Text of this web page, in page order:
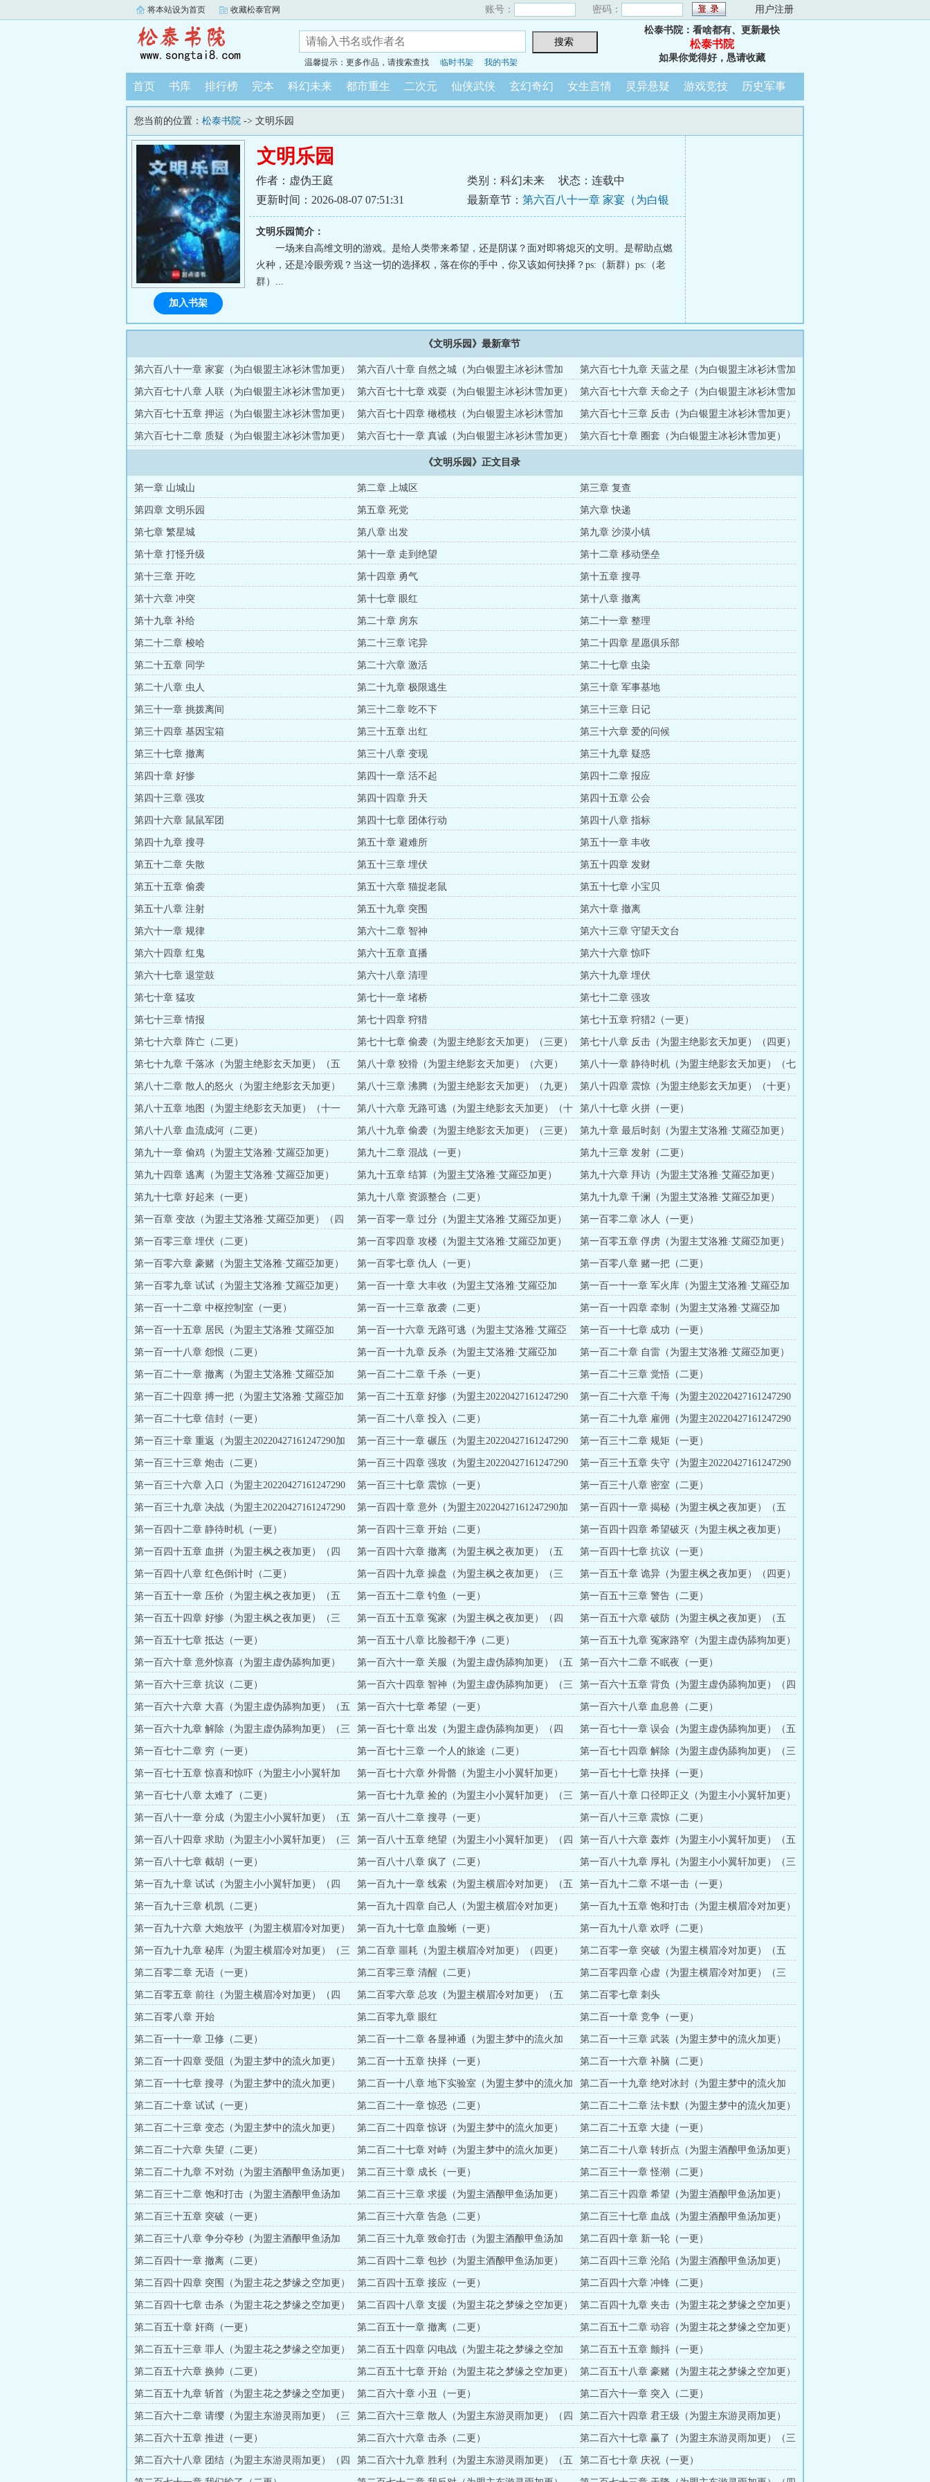
将本站设为首页 收藏松泰官网 账号： 密码： 用户注册
温馨提示：更多作品，请搜索查找 临时书架 我的书架
松泰书院：看啥都有、更新最快
松泰书院
如果你觉得好，恳请收藏
首页 书库 排行榜 完本 科幻未来 都市重生 二次元 仙侠武侠 玄幻奇幻 女生言情 灵异悬疑 游戏竞技 历史军事
您当前的位置： 松泰书院 -> 文明乐园
文明乐园
作者：虚伪王庭 类别：科幻未来
状态：连载中
更新时间：2026-08-07 07:51:31
最新章节： 第六百八十一章 家宴（为白银
盟主冰衫沐雪加更）（四合一）
文明乐园简介：
一场来自高维文明的游戏。是给人类带来希望，还是阴谋？面对即将熄灭的文明。是帮助点燃
火种，还是冷眼旁观？当这一切的选择权，落在你的手中，你又该如何抉择？ps:（新群）ps:（老
群）...
加入书架
《文明乐园》最新章节
第六百八十一章 家宴（为白银盟主冰衫沐雪加更）
（四合一）
第六百八十章 自然之城（为白银盟主冰衫沐雪加
更）（四合一）
第六百七十九章 天蓝之星（为白银盟主冰衫沐雪加
更）（四合一）
第六百七十八章 人联（为白银盟主冰衫沐雪加更）
（四合一）
第六百七十七章 戏耍（为白银盟主冰衫沐雪加更）
（四合一）
第六百七十六章 天命之子（为白银盟主冰衫沐雪加
更）（四合一）
第六百七十五章 押运（为白银盟主冰衫沐雪加更）
（四合一）
第六百七十四章 橄榄枝（为白银盟主冰衫沐雪加
更）（四合一）
第六百七十三章 反击（为白银盟主冰衫沐雪加更）
（四合一）
第六百七十二章 质疑（为白银盟主冰衫沐雪加更）
第六百七十一章 真诚（为白银盟主冰衫沐雪加更）
第六百七十章 圈套（为白银盟主冰衫沐雪加更）
《文明乐园》正文目录
第一章 山城山 第二章 上城区 第三章 复查
第四章 文明乐园 第五章 死党 第六章 快递
第七章 繁星城 第八章 出发 第九章 沙漠小镇
第十章 打怪升级 第十一章 走到绝望 第十二章 移动堡垒
第十三章 开吃 第十四章 勇气 第十五章 搜寻
第十六章 冲突 第十七章 眼红 第十八章 撤离
第十九章 补给 第二十章 房东 第二十一章 整理
第二十二章 梭哈 第二十三章 诧异 第二十四章 星愿俱乐部
第二十五章 同学 第二十六章 激活 第二十七章 虫染
第二十八章 虫人 第二十九章 极限逃生 第三十章 军事基地
第三十一章 挑拨离间 第三十二章 吃不下 第三十三章 日记
第三十四章 基因宝箱 第三十五章 出红 第三十六章 爱的问候
第三十七章 撤离 第三十八章 变现 第三十九章 疑惑
第四十章 好惨 第四十一章 活不起 第四十二章 报应
第四十三章 强攻 第四十四章 升天 第四十五章 公会
第四十六章 鼠鼠军团 第四十七章 团体行动 第四十八章 指标
第四十九章 搜寻 第五十章 避难所 第五十一章 丰收
第五十二章 失散 第五十三章 埋伏 第五十四章 发财
第五十五章 偷袭 第五十六章 猫捉老鼠 第五十七章 小宝贝
第五十八章 注射 第五十九章 突围 第六十章 撤离
第六十一章 规律 第六十二章 智神 第六十三章 守望天文台
第六十四章 红鬼 第六十五章 直播 第六十六章 惊吓
第六十七章 退堂鼓 第六十八章 清理 第六十九章 埋伏
第七十章 猛攻 第七十一章 堵桥 第七十二章 强攻
第七十三章 情报 第七十四章 狩猎 第七十五章 狩猎2（一更）
第七十六章 阵亡（二更） 第七十七章 偷袭（为盟主绝影玄天加更）（三更） 第七十八章 反击（为盟主绝影玄天加更）（四更）
第七十九章 千落冰（为盟主绝影玄天加更）（五
更）
第八十章 狡猾（为盟主绝影玄天加更）（六更）
第八十一章 静待时机（为盟主绝影玄天加更）（七
更）
第八十二章 散人的怒火（为盟主绝影玄天加更）
（八更）
第八十三章 沸腾（为盟主绝影玄天加更）（九更） 第八十四章 震惊（为盟主绝影玄天加更）（十更）
第八十五章 地图（为盟主绝影玄天加更）（十一
更）
第八十六章 无路可逃（为盟主绝影玄天加更）（十
二更）
第八十七章 火拼（一更）
第八十八章 血流成河（二更） 第八十九章 偷袭（为盟主绝影玄天加更）（三更）
第九十章 最后时刻（为盟主艾洛雅·艾羅亞加更）
（四更）
第九十一章 偷鸡（为盟主艾洛雅·艾羅亞加更）
（五更）
第九十二章 混战（一更） 第九十三章 发射（二更）
第九十四章 逃离（为盟主艾洛雅·艾羅亞加更）
（三更）
第九十五章 结算（为盟主艾洛雅·艾羅亞加更）
（四更）
第九十六章 拜访（为盟主艾洛雅·艾羅亞加更）
（五更）
第九十七章 好起来（一更） 第九十八章 资源整合（二更）
第九十九章 千澜（为盟主艾洛雅·艾羅亞加更）
（三更）
第一百章 变故（为盟主艾洛雅·艾羅亞加更）（四
更）
第一百零一章 过分（为盟主艾洛雅·艾羅亞加更）
（五更）
第一百零二章 冰人（一更）
第一百零三章 埋伏（二更）
第一百零四章 攻楼（为盟主艾洛雅·艾羅亞加更）
（三更）
第一百零五章 俘虏（为盟主艾洛雅·艾羅亞加更）
（四更）
第一百零六章 豪赌（为盟主艾洛雅·艾羅亞加更）
（五更）
第一百零七章 仇人（一更） 第一百零八章 赌一把（二更）
第一百零九章 试试（为盟主艾洛雅·艾羅亞加更）
（三更）
第一百一十章 大丰收（为盟主艾洛雅·艾羅亞加
更）（四更）
第一百一十一章 军火库（为盟主艾洛雅·艾羅亞加
更）（五更）
第一百一十二章 中枢控制室（一更） 第一百一十三章 敌袭（二更）
第一百一十四章 牵制（为盟主艾洛雅·艾羅亞加
更）（三更）
第一百一十五章 居民（为盟主艾洛雅·艾羅亞加
更）（四更）
第一百一十六章 无路可逃（为盟主艾洛雅·艾羅亞
加更）（五更）
第一百一十七章 成功（一更）
第一百一十八章 怨恨（二更）
第一百一十九章 反杀（为盟主艾洛雅·艾羅亞加
更）（三更）
第一百二十章 自雷（为盟主艾洛雅·艾羅亞加更）
（四更）
第一百二十一章 撤离（为盟主艾洛雅·艾羅亞加
更）（五更）
第一百二十二章 千杀（一更） 第一百二十三章 觉悟（二更）
第一百二十四章 搏一把（为盟主艾洛雅·艾羅亞加
更）（三更）
第一百二十五章 好惨（为盟主20220427161247290
加更）
第一百二十六章 千海（为盟主20220427161247290
加更）
第一百二十七章 信封（一更） 第一百二十八章 投入（二更）
第一百二十九章 雇佣（为盟主20220427161247290
加更）
第一百三十章 重返（为盟主20220427161247290加
更）
第一百三十一章 碾压（为盟主20220427161247290
加更）
第一百三十二章 规矩（一更）
第一百三十三章 炮击（二更）
第一百三十四章 强攻（为盟主20220427161247290
加更）
第一百三十五章 失守（为盟主20220427161247290
加更）
第一百三十六章 入口（为盟主20220427161247290
加更）
第一百三十七章 震惊（一更） 第一百三十八章 密室（二更）
第一百三十九章 决战（为盟主20220427161247290
加更）
第一百四十章 意外（为盟主20220427161247290加
更）
第一百四十一章 揭秘（为盟主枫之夜加更）（五
更）
第一百四十二章 静待时机（一更） 第一百四十三章 开始（二更）
第一百四十四章 希望破灭（为盟主枫之夜加更）
（三更）
第一百四十五章 血拼（为盟主枫之夜加更）（四
更）
第一百四十六章 撤离（为盟主枫之夜加更）（五
更）
第一百四十七章 抗议（一更）
第一百四十八章 红色倒计时（二更）
第一百四十九章 操盘（为盟主枫之夜加更）（三
更）
第一百五十章 诡异（为盟主枫之夜加更）（四更）
第一百五十一章 压价（为盟主枫之夜加更）（五
更）
第一百五十二章 钓鱼（一更） 第一百五十三章 警告（二更）
第一百五十四章 好惨（为盟主枫之夜加更）（三
更）
第一百五十五章 冤家（为盟主枫之夜加更）（四
更）
第一百五十六章 破防（为盟主枫之夜加更）（五
更）
第一百五十七章 抵达（一更） 第一百五十八章 比脸都干净（二更）
第一百五十九章 冤家路窄（为盟主虚伪舔狗加更）
（三更）
第一百六十章 意外惊喜（为盟主虚伪舔狗加更）
（四更）
第一百六十一章 关服（为盟主虚伪舔狗加更）（五
更）
第一百六十二章 不眠夜（一更）
第一百六十三章 抗议（二更）
第一百六十四章 智神（为盟主虚伪舔狗加更）（三
更）
第一百六十五章 背负（为盟主虚伪舔狗加更）（四
更）
第一百六十六章 大喜（为盟主虚伪舔狗加更）（五
更）
第一百六十七章 希望（一更） 第一百六十八章 血息兽（二更）
第一百六十九章 解除（为盟主虚伪舔狗加更）（三
更）
第一百七十章 出发（为盟主虚伪舔狗加更）（四
更）
第一百七十一章 误会（为盟主虚伪舔狗加更）（五
更）
第一百七十二章 穷（一更） 第一百七十三章 一个人的旅途（二更）
第一百七十四章 解除（为盟主虚伪舔狗加更）（三
更）
第一百七十五章 惊喜和惊吓（为盟主小小翼轩加
更）（四更）
第一百七十六章 外骨骼（为盟主小小翼轩加更）
（五更）
第一百七十七章 抉择（一更）
第一百七十八章 太难了（二更）
第一百七十九章 捡的（为盟主小小翼轩加更）（三
更）
第一百八十章 口径即正义（为盟主小小翼轩加更）
（四更）
第一百八十一章 分成（为盟主小小翼轩加更）（五
更）
第一百八十二章 搜寻（一更） 第一百八十三章 震惊（二更）
第一百八十四章 求助（为盟主小小翼轩加更）（三
更）
第一百八十五章 绝望（为盟主小小翼轩加更）（四
更）
第一百八十六章 轰炸（为盟主小小翼轩加更）（五
更）
第一百八十七章 截胡（一更） 第一百八十八章 疯了（二更）
第一百八十九章 厚礼（为盟主小小翼轩加更）（三
更）
第一百九十章 试试（为盟主小小翼轩加更）（四
更）
第一百九十一章 线索（为盟主横眉冷对加更）（五
更）
第一百九十二章 不堪一击（一更）
第一百九十三章 机凯（二更）
第一百九十四章 自己人（为盟主横眉冷对加更）
（三更）
第一百九十五章 饱和打击（为盟主横眉冷对加更）
（四更）
第一百九十六章 大炮放平（为盟主横眉冷对加更）
（五更）
第一百九十七章 血脸蜥（一更） 第一百九十八章 欢呼（二更）
第一百九十九章 秘库（为盟主横眉冷对加更）（三
更）
第二百章 噩耗（为盟主横眉冷对加更）（四更）
第二百零一章 突破（为盟主横眉冷对加更）（五
更）
第二百零二章 无语（一更） 第二百零三章 清醒（二更）
第二百零四章 心虚（为盟主横眉冷对加更）（三
更）
第二百零五章 前往（为盟主横眉冷对加更）（四
更）
第二百零六章 总攻（为盟主横眉冷对加更）（五
更）
第二百零七章 刺头
第二百零八章 开始 第二百零九章 眼红 第二百一十章 竞争（一更）
第二百一十一章 卫修（二更）
第二百一十二章 各显神通（为盟主梦中的流火加
更）（三更）
第二百一十三章 武装（为盟主梦中的流火加更）
（四更）
第二百一十四章 受阻（为盟主梦中的流火加更）
（五更）
第二百一十五章 抉择（一更） 第二百一十六章 补脑（二更）
第二百一十七章 搜寻（为盟主梦中的流火加更）
（三更）
第二百一十八章 地下实验室（为盟主梦中的流火加
更）（四更）
第二百一十九章 绝对冰封（为盟主梦中的流火加
更）（五更）
第二百二十章 试试（一更） 第二百二十一章 惊恐（二更）
第二百二十二章 法卡默（为盟主梦中的流火加更）
（三更）
第二百二十三章 变态（为盟主梦中的流火加更）
（四更）
第二百二十四章 惊讶（为盟主梦中的流火加更）
（五更）
第二百二十五章 大捷（一更）
第二百二十六章 失望（二更）
第二百二十七章 对峙（为盟主梦中的流火加更）
（三更）
第二百二十八章 转折点（为盟主酒酿甲鱼汤加更）
（四更）
第二百二十九章 不对劲（为盟主酒酿甲鱼汤加更）
（五更）
第二百三十章 成长（一更） 第二百三十一章 怪潮（二更）
第二百三十二章 饱和打击（为盟主酒酿甲鱼汤加
更）（三更）
第二百三十三章 求援（为盟主酒酿甲鱼汤加更）
（四更）
第二百三十四章 希望（为盟主酒酿甲鱼汤加更）
（五更）
第二百三十五章 突破（一更） 第二百三十六章 告急（二更）
第二百三十七章 血战（为盟主酒酿甲鱼汤加更）
（三更）
第二百三十八章 争分夺秒（为盟主酒酿甲鱼汤加
更）（四更）
第二百三十九章 致命打击（为盟主酒酿甲鱼汤加
更）（五更）
第二百四十章 新一轮（一更）
第二百四十一章 撤离（二更）
第二百四十二章 包抄（为盟主酒酿甲鱼汤加更）
（三更）
第二百四十三章 沦陷（为盟主酒酿甲鱼汤加更）
（四更）
第二百四十四章 突围（为盟主花之梦缘之空加更）
（五更）
第二百四十五章 接应（一更） 第二百四十六章 冲锋（二更）
第二百四十七章 击杀（为盟主花之梦缘之空加更）
（三更）
第二百四十八章 支援（为盟主花之梦缘之空加更）
（四更）
第二百四十九章 夹击（为盟主花之梦缘之空加更）
（五更）
第二百五十章 奸商（一更） 第二百五十一章 撤离（二更）
第二百五十二章 动容（为盟主花之梦缘之空加更）
（三更）
第二百五十三章 罪人（为盟主花之梦缘之空加更）
（四更）
第二百五十四章 闪电战（为盟主花之梦缘之空加
更）（五更）
第二百五十五章 颤抖（一更）
第二百五十六章 换帅（二更）
第二百五十七章 开始（为盟主花之梦缘之空加更）
（三更）
第二百五十八章 豪赌（为盟主花之梦缘之空加更）
（四更）
第二百五十九章 斩首（为盟主花之梦缘之空加更）
（五更）
第二百六十章 小丑（一更） 第二百六十一章 突入（二更）
第二百六十二章 请缨（为盟主东游灵雨加更）（三
更）
第二百六十三章 散人（为盟主东游灵雨加更）（四
更）
第二百六十四章 君王级（为盟主东游灵雨加更）
（五更）
第二百六十五章 推进（一更） 第二百六十六章 击杀（二更）
第二百六十七章 赢了（为盟主东游灵雨加更）（三
更）
第二百六十八章 团结（为盟主东游灵雨加更）（四
更）
第二百六十九章 胜利（为盟主东游灵雨加更）（五
更）
第二百七十章 庆祝（一更）